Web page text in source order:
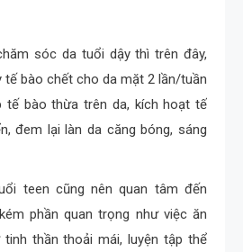
sóc da tuổi dậy thì trên đây,
tế bào chết cho da mặt 2 lần/tuần
tế bào thừa trên da, kích hoạt tế
đem lại làn da căng bóng, sáng
teen cũng nên quan tâm đến
phần quan trọng như việc ăn
tinh thần thoải mái, luyện tập thể